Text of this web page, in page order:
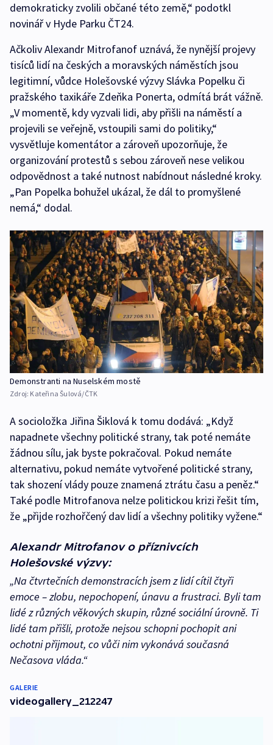
demokraticky zvolili občané této země,“ podotkl
novinář v Hyde Parku ČT24.
Ačkoliv Alexandr Mitrofanof uznává, že nynější projevy
tisíců lidí na českých a moravských náměstích jsou
legitimní, vůdce Holešovské výzvy Slávka Popelku či
pražského taxikáře Zdeňka Ponerta, odmítá brát vážně.
„V momentě, kdy vyzvali lidi, aby přišli na náměstí a
projevili se veřejně, vstoupili sami do politiky,“
vysvětluje komentátor a zároveň upozorňuje, že
organizování protestů s sebou zároveň nese velikou
odpovědnost a také nutnost nabídnout následné kroky.
„Pan Popelka bohužel ukázal, že dál to promyšlené
nemá,“ dodal.
Demonstranti na Nuselském mostě
Zdroj: Kateřina Šulová/ČTK
A socioložka Jiřina Šiklová k tomu dodává: „Když
napadnete všechny politické strany, tak poté nemáte
žádnou sílu, jak byste pokračoval. Pokud nemáte
alternativu, pokud nemáte vytvořené politické strany,
tak shození vlády pouze znamená ztrátu času a peněz.“
Také podle Mitrofanova nelze politickou krizi řešit tím,
že „přijde rozhořčený dav lidí a všechny politiky vyžene.“
Alexandr Mitrofanov o příznivcích
Holešovské výzvy:
„Na čtvrtečních demonstracích jsem z lidí cítil čtyři
emoce – zlobu, nepochopení, únavu a frustraci. Byli tam
lidé z různých věkových skupin, různé sociální úrovně. Ti
lidé tam přišli, protože nejsou schopni pochopit ani
ochotni přijmout, co vůči nim vykonává současná
Nečasova vláda.“
GALERIE
videogallery_212247